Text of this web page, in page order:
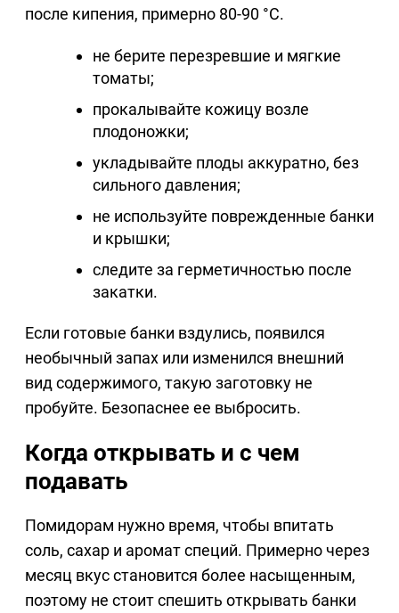
после кипения, примерно 80-90 °C.
не берите перезревшие и мягкие
томаты;
прокалывайте кожицу возле
плодоножки;
укладывайте плоды аккуратно, без
сильного давления;
не используйте поврежденные банки
и крышки;
следите за герметичностью после
закатки.
Если готовые банки вздулись, появился
необычный запах или изменился внешний
вид содержимого, такую заготовку не
пробуйте. Безопаснее ее выбросить.
Когда открывать и с чем
подавать
Помидорам нужно время, чтобы впитать
соль, сахар и аромат специй. Примерно через
месяц вкус становится более насыщенным,
поэтому не стоит спешить открывать банки